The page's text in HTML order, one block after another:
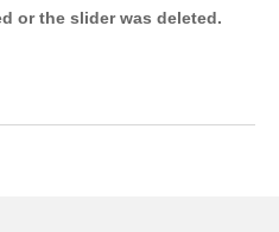
or the slider was deleted.